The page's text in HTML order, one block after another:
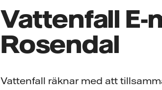
Vattenfall
Rosendal
Vattenfall räknar med att